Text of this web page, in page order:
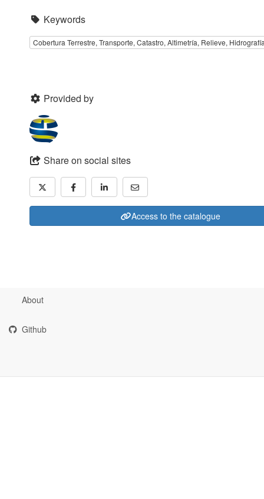
Keywords
Cobertura Terrestre, Transporte, Catastro, Altimetría, Relieve,
Provided by
Share on social sites
Access to the catalogue
About
Github